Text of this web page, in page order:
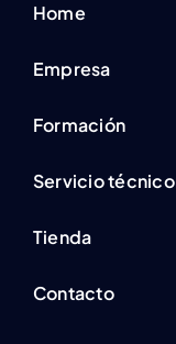
Home
Empresa
Formación
Servicio técnico
Tienda
Contacto